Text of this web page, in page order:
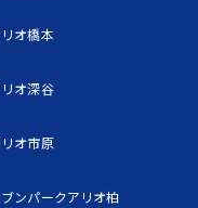
オ橋本
オ深谷
オ市原
ンパークアリオ柏